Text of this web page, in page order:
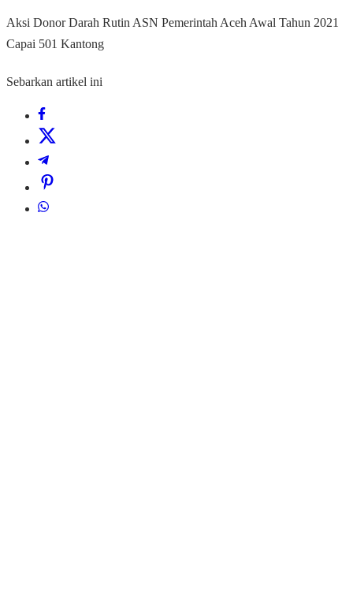
Aksi Donor Darah Rutin ASN Pemerintah Aceh Awal Tahun 2021
Capai 501 Kantong
Sebarkan artikel ini